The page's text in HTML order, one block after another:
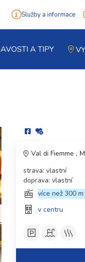
Služby a informace
A TIPY
Val di Fiemme
strava: vlastní
doprava: vlastní
více než 300
v centru